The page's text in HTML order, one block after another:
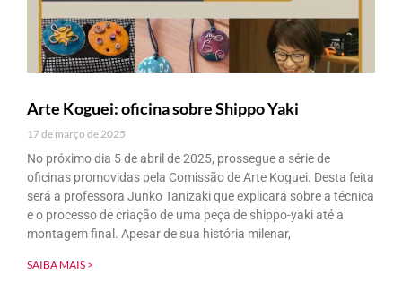
Arte Koguei: oficina sobre Shippo Yaki
17 de março de 2025
No próximo dia 5 de abril de 2025, prossegue a série de
oficinas promovidas pela Comissão de Arte Koguei. Desta feita
será a professora Junko Tanizaki que explicará sobre a técnica
e o processo de criação de uma peça de shippo-yaki até a
montagem final. Apesar de sua história milenar,
SAIBA MAIS >